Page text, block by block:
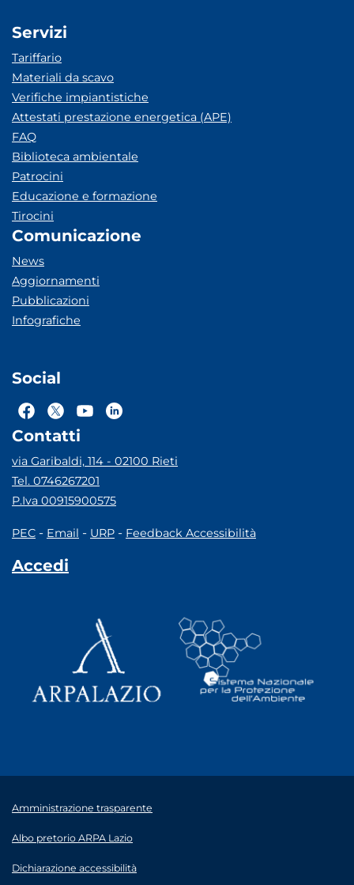
Servizi
Tariffario
Materiali da scavo
Verifiche impiantistiche
Attestati prestazione energetica (APE)
FAQ
Biblioteca ambientale
Patrocini
Educazione e formazione
Tirocini
Comunicazione
News
Aggiornamenti
Pubblicazioni
Infografiche
Social
Contatti
via Garibaldi, 114 - 02100 Rieti
Tel. 0746267201
P.Iva 00915900575
PEC - Email - URP - Feedback Accessibilità
Accedi
Amministrazione trasparente
Albo pretorio ARPA Lazio
Dichiarazione accessibilità